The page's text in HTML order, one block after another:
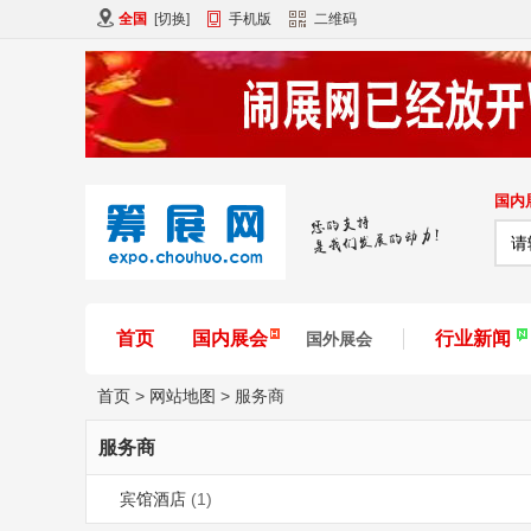
全国 [切换] 手机版 二维码
国内
首页 国内展会 国外展会 行业新闻
首页 > 网站地图 > 服务商
服务商
宾馆酒店 (1)